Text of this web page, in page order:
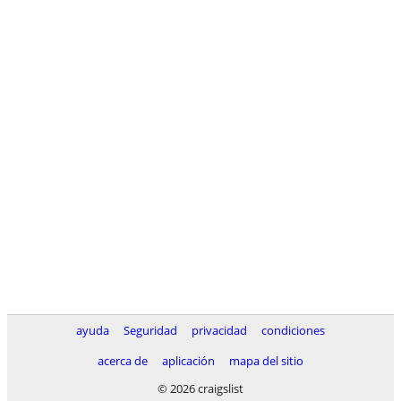
ayuda Seguridad privacidad
condiciones
acerca de
aplicación
mapa del sitio
© 2026 craigslist